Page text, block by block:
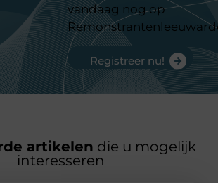
vandaag nog op
Registreer nu!
artikelen die u mogelijk
interesseren